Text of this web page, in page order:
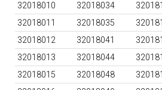
32018010
32018034
32018011
32018035
32018012
32018041
32018013
32018044
32018015
32018048